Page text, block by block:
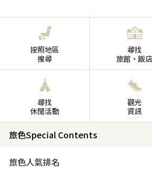
按照地區
搜尋
尋找
旅館・飯店
尋找
休閒活動
觀光
資訊
旅色Special Contents
旅色人氣排名